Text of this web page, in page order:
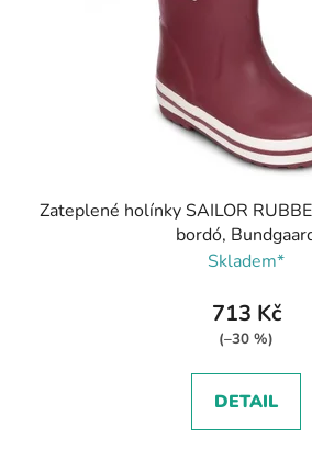
Zateplené holínky SAILOR
bordó,
Skladem*
713 Kč
(–30 %)
DETAIL